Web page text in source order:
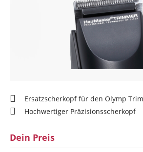
Ersatzscherkopf für den Olymp
Hochwertiger Präzisionsscherkopf
Dein Preis